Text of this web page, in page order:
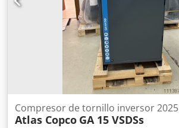
Compresor de tornillo inversor 2025
Atlas Copco GA 15 VSDSs